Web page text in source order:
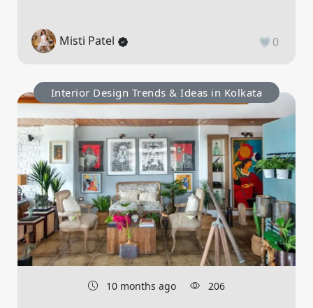
Misti Patel 0
Interior Design Trends & Ideas in Kolkata
10 months ago 206